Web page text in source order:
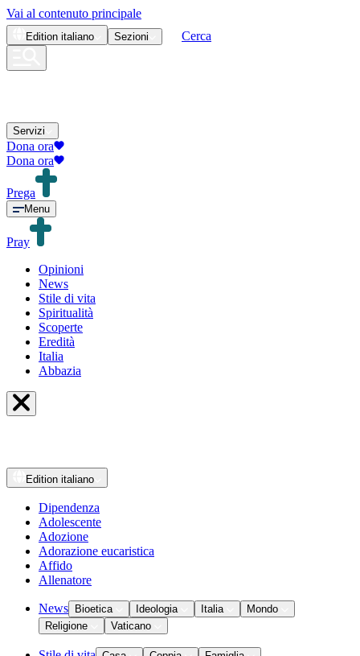
Vai al contenuto principale
Edition italiano Sezioni Cerca
Servizi
Dona ora
Dona ora
Prega
Menu
Pray
Opinioni
News
Stile di vita
Spiritualità
Scoperte
Eredità
Italia
Abbazia
Edition italiano
Dipendenza
Adolescente
Adozione
Adorazione eucaristica
Affido
Allenatore
News Bioetica Ideologia Italia
Mondo
Religione
Vaticano